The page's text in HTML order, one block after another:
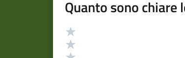
Quanto sono chiare
Valutazione